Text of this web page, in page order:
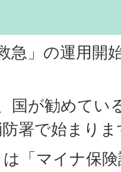
急」の運用開
国が勧めてい
署で始まり
は「マイナ保